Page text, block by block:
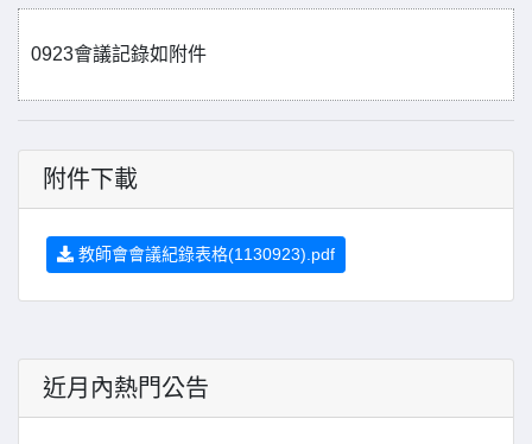
0923會議記錄如附件
附件下載
教師會會議紀錄表格(1130923).pdf
近月內熱門公告